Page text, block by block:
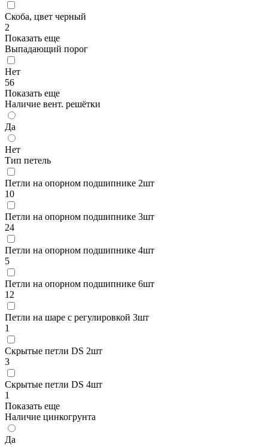
Скоба, цвет черный
2
Показать еще
Выпадающий порог
Нет
56
Показать еще
Наличие вент. решётки
Да
Нет
Тип петель
Петли на опорном подшипнике 2шт
10
Петли на опорном подшипнике 3шт
24
Петли на опорном подшипнике 4шт
5
Петли на опорном подшипнике 6шт
12
Петли на шаре с регулировкой 3шт
1
Скрытые петли DS 2шт
3
Скрытые петли DS 4шт
1
Показать еще
Наличие цинкогрунта
Да